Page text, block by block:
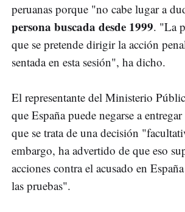
peruanas porque "no cabe lugar a
persona buscada desde 1999. "La
que se pretende dirigir la acción
sentada en esta sesión", ha dicho.
El representante del Ministerio
que España puede negarse a
que se trata de una decisión
embargo, ha advertido de que eso
acciones contra el acusado en
las pruebas".